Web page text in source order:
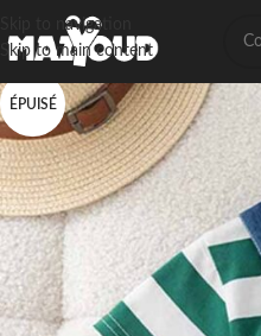
Skip to navigation
Skip to main content
ÉPUISÉ